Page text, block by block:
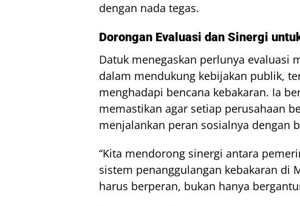
dengan nada tegas.
Dorongan Evaluasi dan Sinergi
Datuk menegaskan perlunya evaluasi
dalam mendukung kebijakan publik,
menghadapi bencana kebakaran. Ia
memastikan agar setiap perusahaan
menjalankan peran sosialnya dengan
“Kita mendorong sinergi antara
sistem penanggulangan kebakaran di
harus berperan, bukan hanya